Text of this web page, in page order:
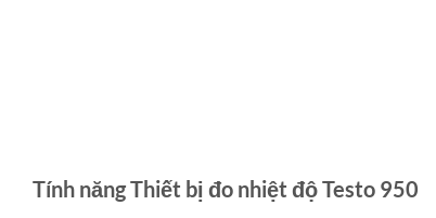
Tính năng Thiết bị đo nhiệt độ Testo 950